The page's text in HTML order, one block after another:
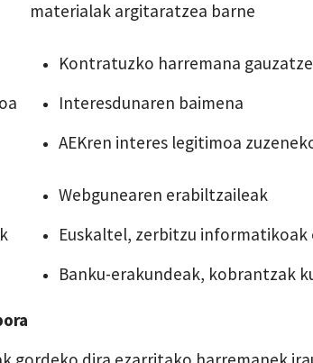
materialak argitaratzea barne
Kontratuzko harremana
Interesdunaren baimena
AEKren interes legitimoa
Webgunearen erabiltzaileak
Euskaltel, zerbitzu informatikoak
Banku-erakundeak, kobrantzak